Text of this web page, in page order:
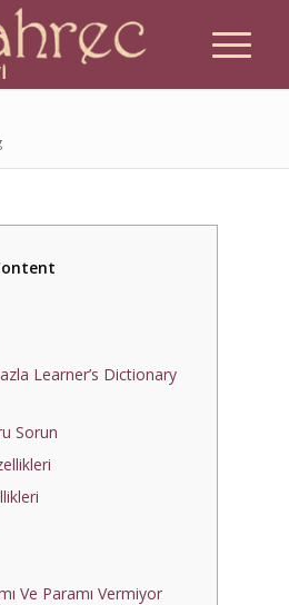
Learner’s Dictionary
Sorun
Ve Paramı Vermiyor